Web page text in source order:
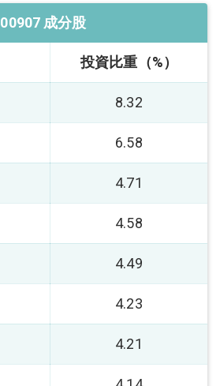
00907 成分股
投資比重（%）
8.32
6.58
4.71
4.58
4.49
4.23
4.21